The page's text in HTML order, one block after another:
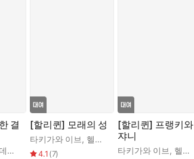
결
매컴버
[할리퀸] 모래의 성
타키가와 이브, 헬렌 비안친
4.1(7)
[할리퀸] 프랭키와
쟈니
타키가와 이브, 헬렌 마이어스